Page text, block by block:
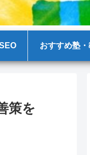
おすすめ塾
策を